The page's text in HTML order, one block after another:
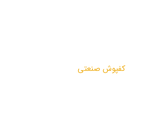
کفپوش صنعتی